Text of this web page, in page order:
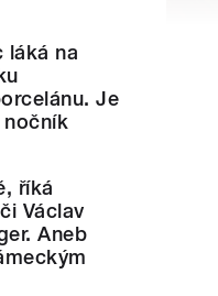
láká na
Je
nočník
říká
Václav
Aneb